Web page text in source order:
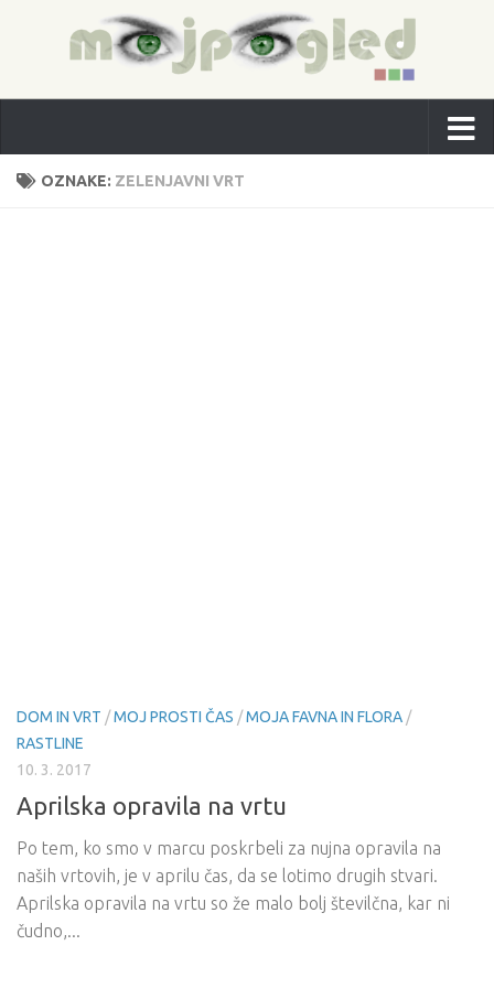
OZNAKE: ZELENJAVNI VRT
DOM IN VRT /MOJ PROSTI ČAS /MOJA FAVNA IN FLORA /
RASTLINE
10. 3. 2017
Aprilska opravila na vrtu
Po tem, ko smo v marcu poskrbeli za nujna opravila na
naših vrtovih, je v aprilu čas, da se lotimo drugih stvari.
Aprilska opravila na vrtu so že malo bolj številčna, kar ni
čudno,...